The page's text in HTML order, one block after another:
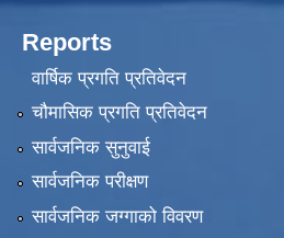
Reports
वार्षिक प्रगति प्रतिवेदन
चौमासिक प्रगति प्रतिवेदन
सार्वजनिक सुनुवाई
सार्वजनिक परीक्षण
सार्वजनिक जग्गाको विवरण